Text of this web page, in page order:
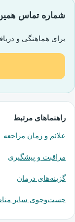
شماره تماس
برای هماهنگی و
راهنماهای مرتبط
علائم و زمان مراجعه
مراقبت و پیشگیری
گزینه‌های درمان
جست‌وجوی سایر